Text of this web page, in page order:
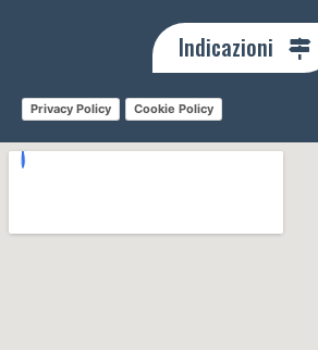
Indicazioni
Privacy Policy Cookie Policy